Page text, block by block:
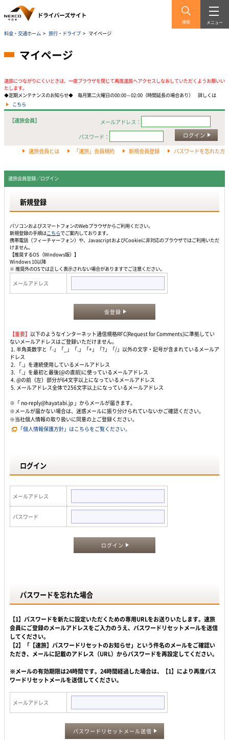
検索 メニュー
料金・交通ホーム > 旅行・ドライブ > マイページ
マイページ
速旅につながりにくいときは、一度ブラウザを閉じて再度速旅へアクセスしなおしていただくようお願いい
たします。
◆定期メンテナンスのお知らせ◆ 毎月第二火曜日の00:00～02:00（時間延長の場合あり） 詳しくは
こちら
【速旅会員】
メールアドレス：
パスワード：
ログイン
速旅会員とは 「速旅」会員規約 新規会員登録 パスワードを忘れた方
速旅会員登録／ログイン
新規登録
パソコンおよびスマートフォンのWebプラウザからご利用ください。
新規登録の手順はこちらでご案内しております。
携帯電話（フィーチャーフォン）や、JavascriptおよびCookieに非対応のブラウザではご利用いただ
けません。
【推奨するOS（Windows版）】
Windows 10以降
※ 推奨外のOSでは正しく表示されない場合がありますでご注意ください。
メールアドレス
仮登録
【重要】 以下のようなインターネット通信規格RFC(Request for Comments)に準拠してい
ないメールアドレスはご登録いただけません。
1. 半角英数字と「-」「_」「.」「+」「?」「/」以外の文字・記号が含まれているメールア
ドレス
2. 「.」を連続使用しているメールアドレス
3. 「.」を最初と最後(@の直前)に使っているメールアドレス
4. @の前（左）部分が64文字以上になっているメールアドレス
5. メールアドレス全体で256文字以上になっているメールアドレス
※「 no-reply@hayatabi.jp 」からメールが届きます。
※メールが届かない場合は、迷惑メールに振り分けられていないかご確認ください。
※当社個人情報の取り扱いに同意の上ご登録ください。
「個人情報保護方針」はこちらをご覧ください。
ログイン
メールアドレス
パスワード
ログイン
パスワードを忘れた場合
【1】パスワードを新たに設定いただくための専用URLをお送りいたします。速旅
会員にご登録のメールアドレスをご入力のうえ、パスワードリセットメールを送信
してください。
【2】「【速旅】パスワードリセットのお知らせ」という件名のメールをご確認い
ただき、メールに記載のアドレス（URL）からパスワードを再設定してください。
※メールの有効期限は24時間です。24時間経過した場合は、【1】により再度パス
ワードリセットメールを送信してください。
メールアドレス
パスワードリセットメール送信